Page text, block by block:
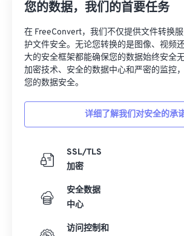
您的数据，我们的首要任务
在 FreeConvert，我们不仅提供文件转换
护文件安全。无论您转换的是图像、视频
大的安全框架都能确保您的数据始终安全
加密技术、安全的数据中心和严密的监控
您的数据安全。
详细了解我们对安全的承
SSL/TLS
加密
安全数据
中心
访问控制和